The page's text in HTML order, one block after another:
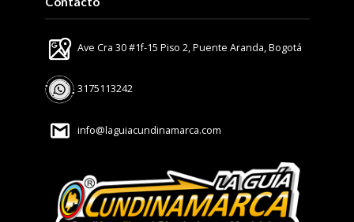
Ave Cra 30 #1f-15 Piso 2, Puente Aranda, Bogotá
3175113242
info@laguiacundinamarca.com